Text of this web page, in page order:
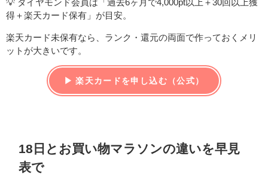
💡 ダイヤモンド会員は「過去6ヶ月で4,000pt以上＋30回以上獲
得＋楽天カード保有」が目安。
楽天カード未保有なら、ランク・還元の両面で作っておくメリ
ットが大きいです。
▶ 楽天カードを申し込む（公式）
18日とお買い物マラソンの違いを早見
表で